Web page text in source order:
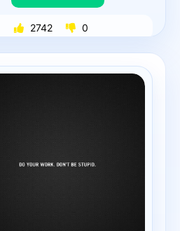
2742 0